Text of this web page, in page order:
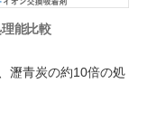
能比較
瀝青炭の約10倍の処